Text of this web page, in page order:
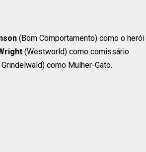
(Bom Comportamento) como o herói
(Westworld) como comissário
como Mulher-Gato.